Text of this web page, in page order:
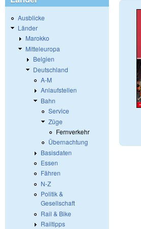
Ausblicke
Länder
Marokko
Mitteleuropa
Belgien
Deutschland
A-M
Anlaufstellen
Bahn
Service
Züge
Fernverkehr
Übernachtung
Basisdaten
Essen
Fähren
N-Z
Politik &
Gesellschaft
Rail & Bike
Railtipps